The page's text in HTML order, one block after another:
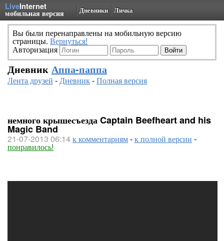
LiveInternet
мобильная версия Дневники Личка
Вы были перенаправлены на мобильную версию
страницы. Вернуться!
Авторизация
Дневник Аппа-паппа
Лента друзей -Дневник-Полная версия
немного крышесъезда Captain Beefheart and his
Magic Band
21-07-2013 06:14к комментариям-к полной версии -
понравилось!